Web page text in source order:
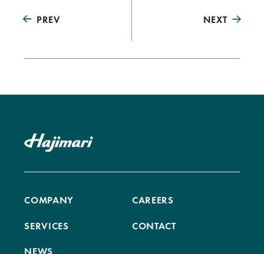
PREV NEXT
COMPANY
SERVICES
NEWS
CAREERS
CONTACT